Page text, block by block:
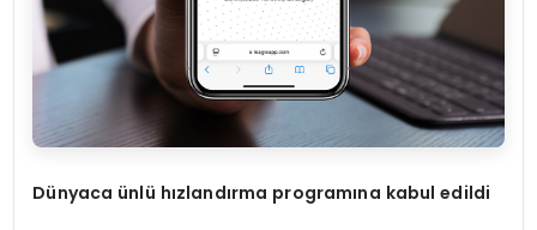
Dünyaca ünlü hızlandırma programına kabul edildi